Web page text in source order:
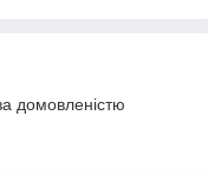
домовленістю